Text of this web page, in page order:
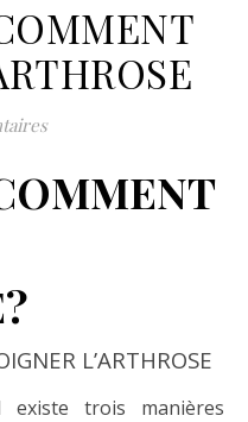
L’ARTHROSE
existe trois manières